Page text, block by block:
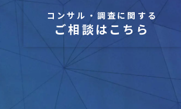
コンサル・調査に関する
ご相談はこちら